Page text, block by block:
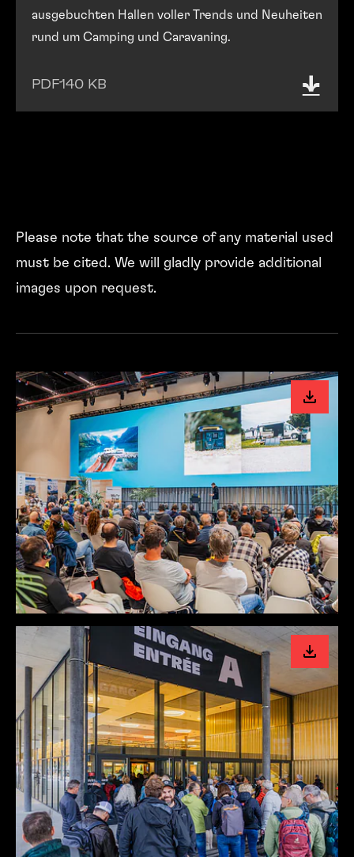
ausgebuchten Hallen voller Trends und Neuheiten
rund um Camping und Caravaning.
PDF140 KB
Please note that the source of any material used
must be cited. We will gladly provide additional
images upon request.